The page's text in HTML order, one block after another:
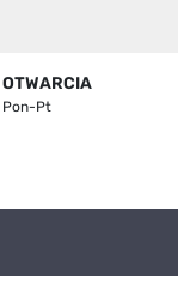
Pon-Pt